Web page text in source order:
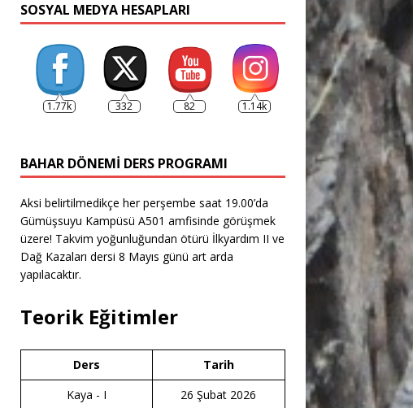
SOSYAL MEDYA HESAPLARI
1.77k 332 82 1.14k
BAHAR DÖNEMI DERS PROGRAMI
Aksi belirtilmedikçe her perşembe saat 19.00’da
Gümüşsuyu Kampüsü A501 amfisinde görüşmek
üzere! Takvim yoğunluğundan ötürü İlkyardım II ve
Dağ Kazaları dersi 8 Mayıs günü art arda
yapılacaktır.
Teorik Eğitimler
Ders
Tarih
Kaya - I
26 Şubat 2026